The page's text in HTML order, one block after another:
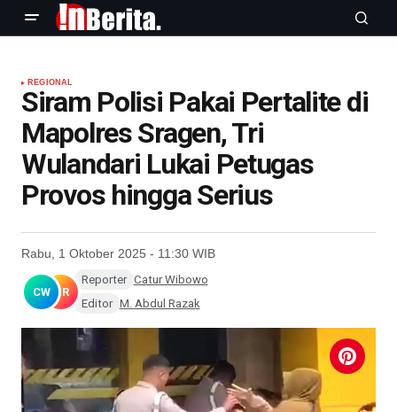
REGIONAL
Siram Polisi Pakai Pertalite di
Mapolres Sragen, Tri
Wulandari Lukai Petugas
Provos hingga Serius
Rabu, 1 Oktober 2025 - 11:30 WIB
CW MR
Reporter Catur Wibowo
Editor M. Abdul Razak